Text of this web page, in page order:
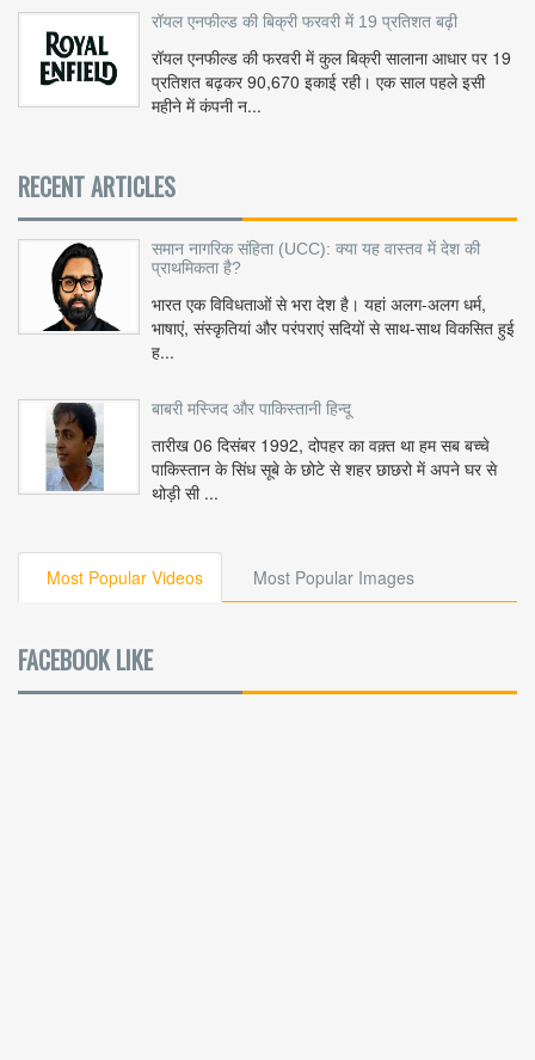
रॉयल एनफील्ड की बिक्री फरवरी में 19 प्रतिशत बढ़ी
रॉयल एनफील्ड की फरवरी में कुल बिक्री सालाना आधार पर 19
प्रतिशत बढ़कर 90,670 इकाई रही। एक साल पहले इसी
महीने में कंपनी न...
RECENT ARTICLES
समान नागरिक संहिता (UCC): क्या यह वास्तव में देश की
प्राथमिकता है?
भारत एक विविधताओं से भरा देश है। यहां अलग-अलग धर्म,
भाषाएं, संस्कृतियां और परंपराएं सदियों से साथ-साथ विकसित हुई
ह...
बाबरी मस्जिद और पाकिस्तानी हिन्दू
तारीख 06 दिसंबर 1992, दोपहर का वक़्त था हम सब बच्चे
पाकिस्तान के सिंध सूबे के छोटे से शहर छाछरो में अपने घर से
थोड़ी सी ...
Most Popular Videos Most Popular Images
FACEBOOK LIKE